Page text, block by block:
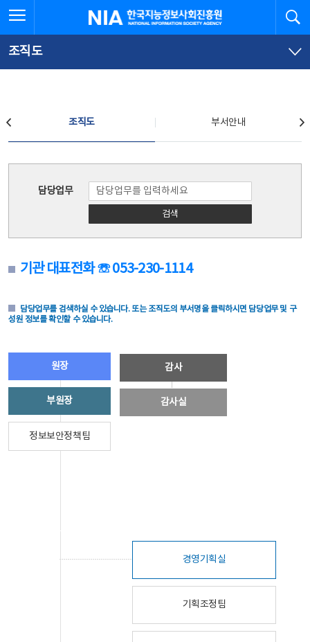
문
로
가
체
뉴
바
가
한국지능정보사회진흥원
조직도
조직도 부서안내
담당업무
검색
기관 대표전화 ☏ 053-230-1114
담당업무를 검색하실 수 있습니다. 또는 조직도의 부서명을 클릭하시면 담당업무 및 구
성원 정보를 확인할 수 있습니다.
원장
부원장
정보보안정책팀
감사
감사실
경영기획실
기획조정팀